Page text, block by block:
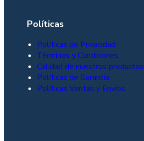
Políticas
Políticas de Privacidad
Términos y Condiciones
Calidad de nuestros productos
Políticas de Garantía
Políticas Ventas y Envíos